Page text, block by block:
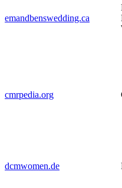
emandbenswedding.ca
cmrpedia.org
dcmwomen.de